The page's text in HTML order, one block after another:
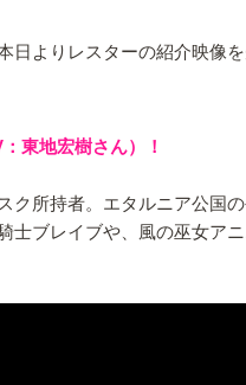
日よりレスターの紹介映像
東地宏樹さん）！
ク所持者。エタルニア公
士ブレイブや、風の巫女ア